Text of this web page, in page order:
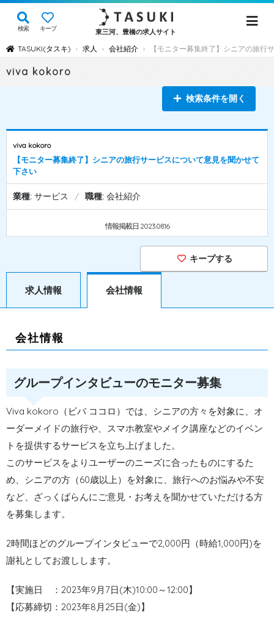
検索 キープ 東三河、豊橋の求人サイト
TASUKI(タスキ) › 求人 › 会社紹介 › 【モニター募集終了】シニアの旅行
viva kokoro
検索条件を開く
viva kokoro
【モニター募集終了】シニアの旅行サービスについて意見を聞かせて
下さい
業種: サービス / 職種: 会社紹介
情報掲載日 2023.08.16
キープする
求人情報 会社情報
会社情報
グループインタビューのモニター募集
Viva kokoro（ビバ ココロ）では、シニアの方々を対象に、オ
ーダーメイドの旅行や、スマホ教室やメイク講座などのイベン
トを提供するサービスを立ち上げました。
このサービスをよりユーザーのニーズに合ったものにするた
め、シニアの方（60歳以上）を対象に、旅行へのお悩みや不安
など、ざっくばらんにご意見・お考えを聞かせていただける方
を募集します。
2時間ほどのグループインタビューで2,000円（時給1,000円)を
謝礼としてお渡しします。
【実施日 ：2023年9月7日(木)10:00～12:00】
【応募締切：2023年8月25日(金)】